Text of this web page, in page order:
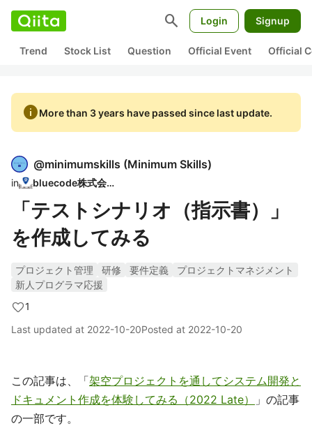
search Login Signup
Trend Stock List Question Official Event Official
infoMore than 3 years have passed since last update.
@minimumskills (Minimum Skills)
in bluecode株式会社
「テストシナリオ（指示書）」
を作成してみる
プロジェクト管理 研修 要件定義
プロジェクトマネジメント
新人プログラマ応援
1
Last updated at 2022-10-20Posted at 2022-10-20
この記事は、「架空プロジェクトを通してシステム開発と
ドキュメント作成を体験してみる（2022 Late）
」の記事
の一部です。